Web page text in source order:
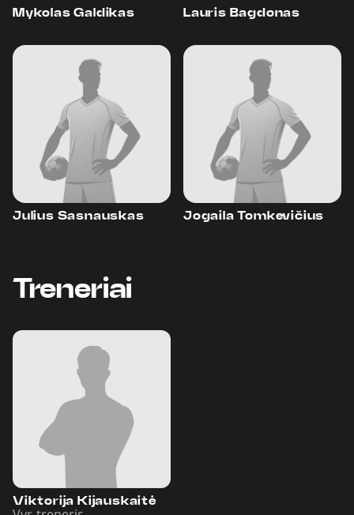
Mykolas Galdikas Lauris Bagdonas
Julius Sasnauskas Jogaila Tomkevičius
Treneriai
Viktorija Kijauskaitė